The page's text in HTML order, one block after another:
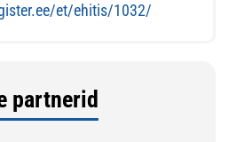
et/ehitis/1032/
partnerid